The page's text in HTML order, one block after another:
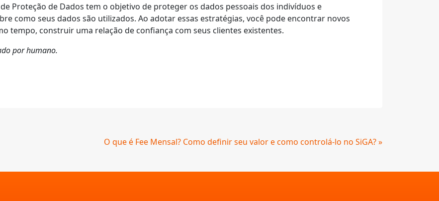
Proteção de Dados tem o objetivo de proteger os dados pessoais dos indivíduos e
como seus dados são utilizados. Ao adotar essas estratégias, você pode encontrar novos
tempo, construir uma relação de confiança com seus clientes existentes.
por humano.
O que é Fee Mensal? Como definir seu valor e como controlá-lo no SiGA? »